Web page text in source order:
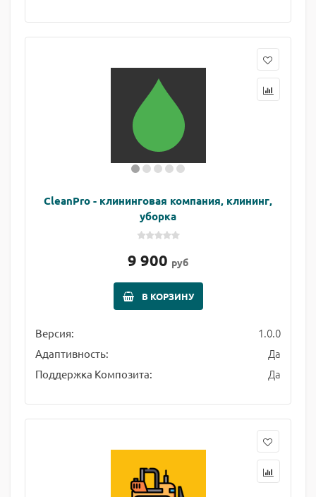
CleanPro - клининговая компания, клининг,
уборка
9 900 руб
В КОРЗИНУ
Версия: 1.0.0
Адаптивность: Да
Поддержка Композита: Да